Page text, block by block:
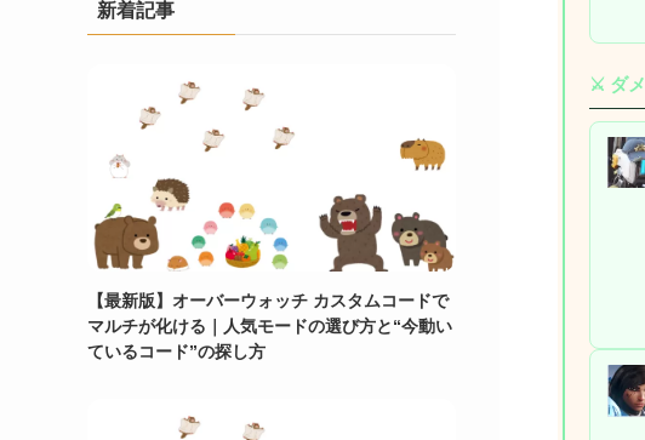
⚔️ ダ
新着記事
【最新版】オーバーウォッチ カスタムコードで
マルチが化ける｜人気モードの選び方と“今動い
ているコード”の探し方